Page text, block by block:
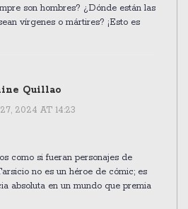
son hombres? ¿Dónde están las
vírgenes o mártires? ¡Esto es
Quillao
2024 AT 14:23
como si fueran personajes de
no es un héroe de cómic; es
absoluta en un mundo que premia